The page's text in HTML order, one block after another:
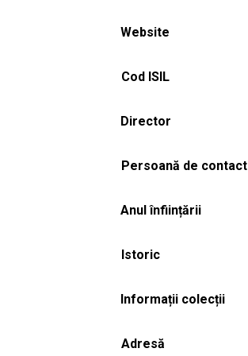
Website
Cod ISIL
Director
Persoană de contact
Anul înființării
Istoric
Informații colecții
Adresă